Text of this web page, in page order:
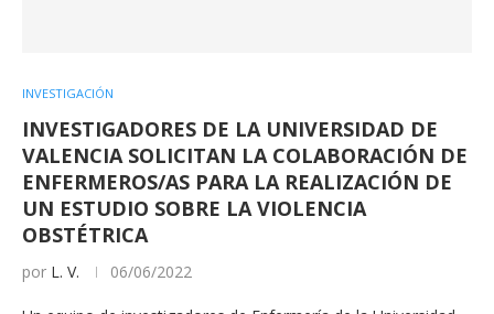
INVESTIGACIÓN
INVESTIGADORES DE LA UNIVERSIDAD DE
VALENCIA SOLICITAN LA COLABORACIÓN DE
ENFERMEROS/AS PARA LA REALIZACIÓN DE
UN ESTUDIO SOBRE LA VIOLENCIA
OBSTÉTRICA
por L. V. 06/06/2022